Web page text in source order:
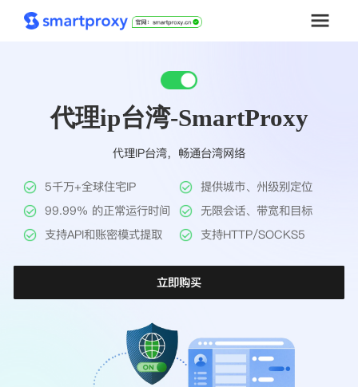
套餐购买
工具
帮助中心
代理ip台湾-SmartProxy
代理IP台湾，畅通台湾网络
5千万+全球住宅IP
提供城市、州级别定位
99.99% 的正常运行时间
无限会话、带宽和目标
支持API和账密模式提取
支持HTTP/SOCKS5
立即购买